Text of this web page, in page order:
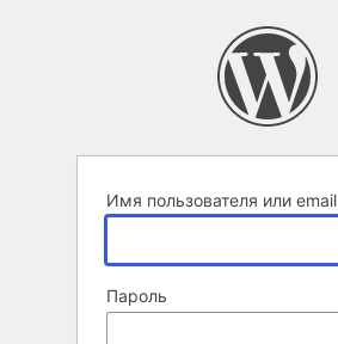
Имя пользователя или email
Пароль